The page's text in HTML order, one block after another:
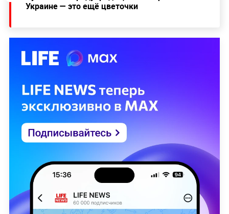
Украине — это ещё цветочки